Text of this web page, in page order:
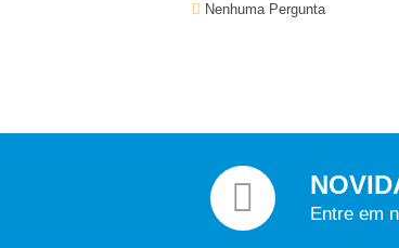
Nenhuma Pergunta
Entre em